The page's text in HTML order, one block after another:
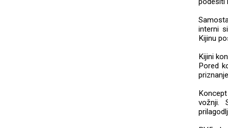
interni
Kijinu
Kijini
Pored
vožnji.